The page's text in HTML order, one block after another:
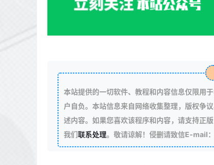
本站提供的一切软件、教程和内容信息仅限用
户自负。本站信息来自网络收集整理，版权争
述内容。如果您喜欢该程序和内容，请支持正
我们联系处理。敬请谅解！侵删请致信E-mail